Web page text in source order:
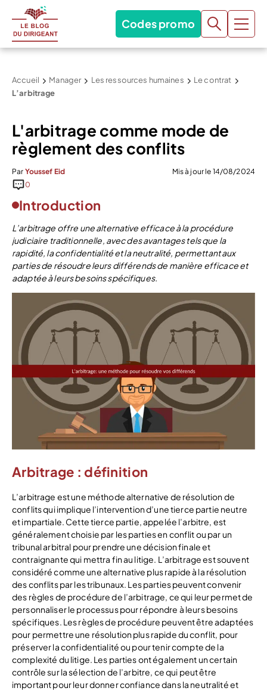
Codes promo
Accueil Manager Les ressources humaines
Le contrat
L’arbitrage
L'arbitrage comme mode de
règlement des conflits
Par Youssef Eid
Mis à jour le 14/08/2024
0
Introduction
L’arbitrage offre une alternative efficace à la procédure
judiciaire traditionnelle, avec des avantages tels que la
rapidité, la confidentialité et la neutralité, permettant aux
parties de résoudre leurs différends de manière efficace et
adaptée à leurs besoins spécifiques.
Arbitrage : définition
L’arbitrage est une méthode alternative de résolution de
conflits qui implique l’intervention d’une tierce partie neutre
et impartiale. Cette tierce partie, appelée l’arbitre, est
généralement choisie par les parties en conflit ou par un
tribunal arbitral pour prendre une décision finale et
contraignante qui mettra fin au litige. L’arbitrage est souvent
considéré comme une alternative plus rapide à la résolution
des conflits par les tribunaux. Les parties peuvent convenir
des règles de procédure de l’arbitrage, ce qui leur permet de
personnaliser le processus pour répondre à leurs besoins
spécifiques. Les règles de procédure peuvent être adaptées
pour permettre une résolution plus rapide du conflit, pour
préserver la confidentialité ou pour tenir compte de la
complexité du litige. Les parties ont également un certain
contrôle sur la sélection de l’arbitre, ce qui peut être
important pour leur donner confiance dans la neutralité et